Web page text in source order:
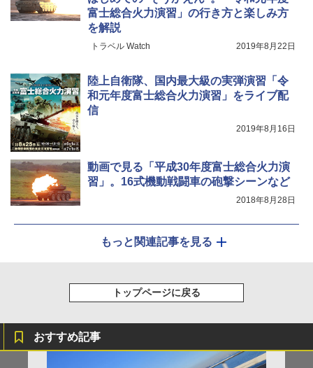
富士総合火力演習」の行き方と楽しみ方
を解説
トラベル Watch 2019年8月22日
陸上自衛隊、国内最大級の実弾演習「令
和元年度富士総合火力演習」をライブ配
信
2019年8月16日
動画で見る「平成30年度富士総合火力演
習」。16式機動戦闘車の砲撃シーンなど
2018年8月28日
もっと関連記事を見る
トップページに戻る
おすすめ記事